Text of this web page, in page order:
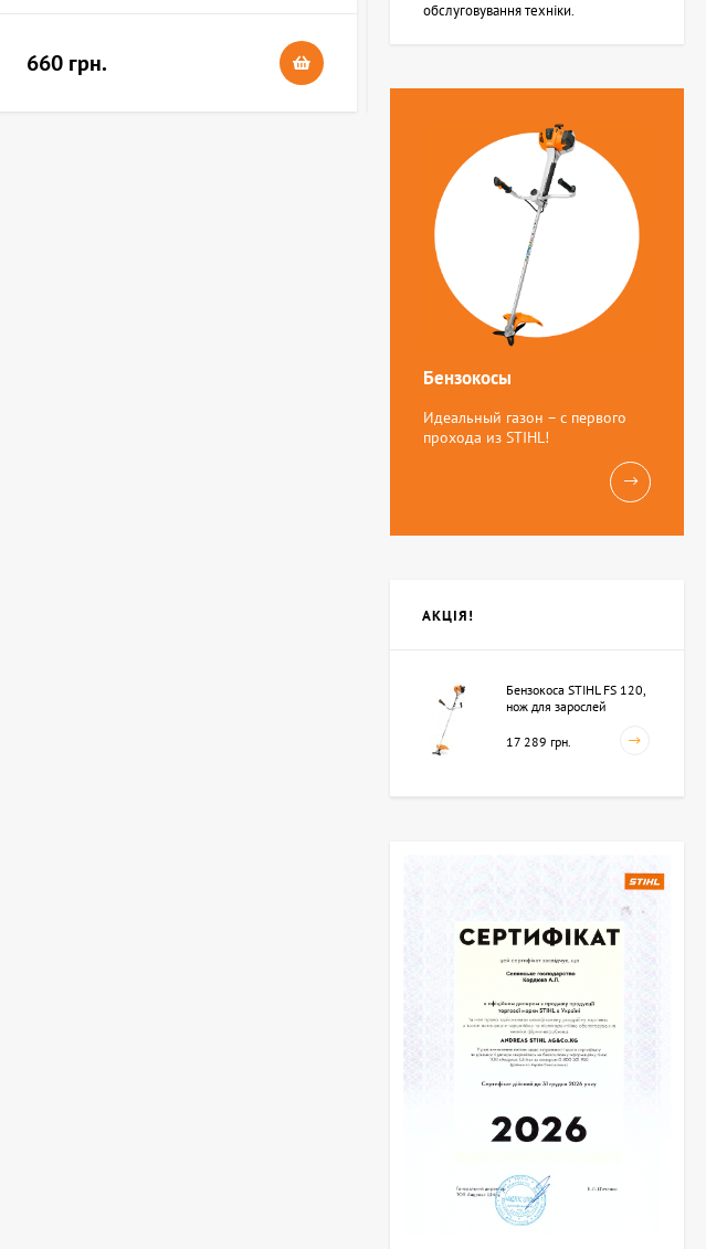
660 грн.
обслуговування техніки.
Бензокосы
Идеальный газон – с первого
прохода из STIHL!
АКЦІЯ!
Бензокоса STIHL FS 120,
нож для зарослей
17 289 грн.